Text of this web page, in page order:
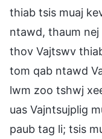
thiab tsis muaj
ntawd, thaum nej
thov Vajtswv
tom qab ntawd
lwm zoo tshwj
uas Vajntsujplig
paub tag li; tsis